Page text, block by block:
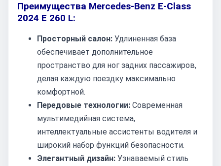
Преимущества Mercedes-Benz E-Class
2024 E 260 L:
Просторный салон: Удлиненная база
обеспечивает дополнительное
пространство для ног задних пассажиров,
делая каждую поездку максимально
комфортной.
Передовые технологии: Современная
мультимедийная система,
интеллектуальные ассистенты водителя и
широкий набор функций безопасности.
Элегантный дизайн: Узнаваемый стиль